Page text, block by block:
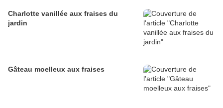
Charlotte vanillée aux fraises du
jardin
Gâteau moelleux aux fraises